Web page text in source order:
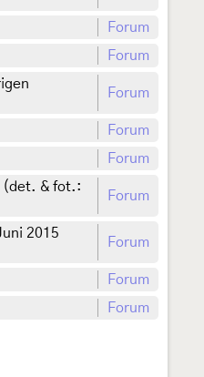
Forum
Forum
Forum
Forum
Forum
(det. & fot.:
Forum
2015
Forum
Forum
Forum